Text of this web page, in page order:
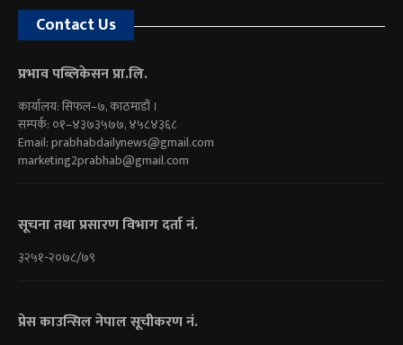
Contact Us
प्रभाव पब्लिकेसन प्रा.लि.
कार्यालय: सिफल–७, काठमाडौं ।
सम्पर्क: ०१–४३७३५७७, ४५८४३६८
Email:prabhabdailynews@gmail.com
marketing2prabhab@gmail.com
सूचना तथा प्रसारण विभाग दर्ता नं.
३२५१-२०७८/७९
प्रेस काउन्सिल नेपाल सूचीकरण नं.